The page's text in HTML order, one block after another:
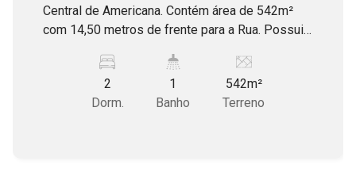
Central de Americana. Contém área de 542m²
com 14,50 metros de frente para a Rua. Possui
2
Dorm.
1
Banho
542m²
Terreno